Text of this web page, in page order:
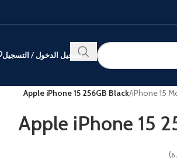
تسجيل الدخول / التسجيل
iPhone 15
/
Apple iPhone 15 256GB Black
Apple iPhone 15